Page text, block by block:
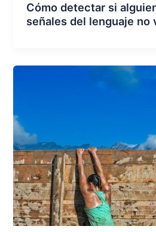
Cómo detectar si
señales del lenguaje no